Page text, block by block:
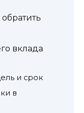
вклада
и срок
в